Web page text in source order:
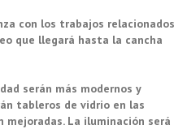
con los trabajos relacionados
que llegará hasta la cancha
serán más modernos y
tableros de vidrio en las
mejoradas. La iluminación será